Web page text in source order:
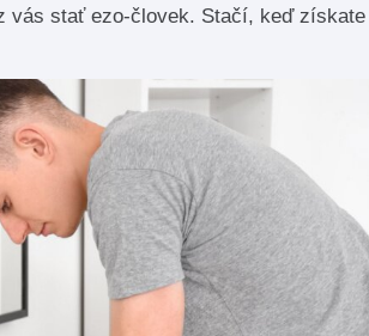
vás stať ezo-človek. Stačí, keď získate